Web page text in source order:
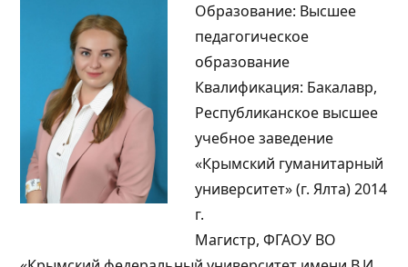
Образование: Высшее
педагогическое
образование
Квалификация: Бакалавр,
Республиканское высшее
учебное заведение
«Крымский гуманитарный
университет» (г. Ялта) 2014
г.
Магистр, ФГАОУ ВО